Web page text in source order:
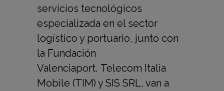
servicios tecnológicos
especializada en el sector
logístico y portuario, junto con
la Fundación
Valenciaport, Telecom Italia
Mobile (TIM) y SIS SRL, van a